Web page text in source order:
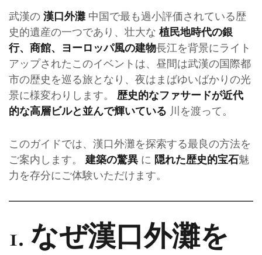
武漢の 漢口外灘 中国で最も過小評価されている歴
史的遺産の一つであり、壮大な 植民地時代の銀
行、商館、ヨーロッパ風の建物長江を背景にライト
アップされたこのイベントは、昼間は武漢の国際都
市の歴史を巡る旅となり、夜はまばゆいばかりの光
景に様変わりします。 歴史的なファサードが近代
的な高層ビルと並んで輝いている 川を渡って。
このガイドでは、漢口外灘を探索する最良の方法を
ご案内します。建築の驚異 に 隠れた歴史的宝石魅
力を存分にご体験いただけます。
1. なぜ漢口外灘を